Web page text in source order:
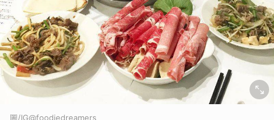
圖/IG@foodiedreamers